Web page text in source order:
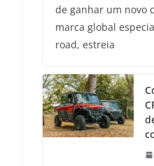
de ganhar um novo
marca global
road, estreia